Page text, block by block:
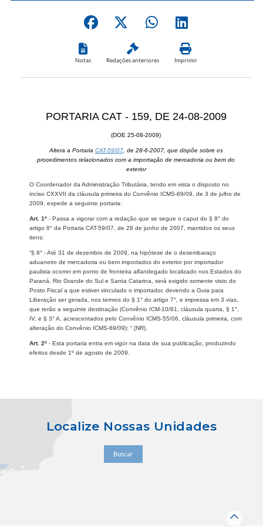
Notas Redações anteriores Imprimir
PORTARIA CAT - 159, DE 24-08-2009
(DOE 25-08-2009)
Altera a Portaria CAT-59/07, de 28-6-2007, que dispõe sobre os
procedimentos relacionados com a importação de mercadoria ou bem do
exterior
O Coordenador da Administração Tributária, tendo em vista o disposto no
inciso CXXVII da cláusula primeira do Convênio ICMS-69/09, de 3 de julho de
2009, expede a seguinte portaria:
Art. 1º - Passa a vigorar com a redação que se segue o caput do § 8° do
artigo 8° da Portaria CAT-59/07, de 28 de junho de 2007, mantidos os seus
itens:
“§ 8° - Até 31 de dezembro de 2009, na hipótese de o desembaraço
aduaneiro de mercadoria ou bem importados do exterior por importador
paulista ocorrer em ponto de fronteira alfandegado localizado nos Estados do
Paraná, Rio Grande do Sul e Santa Catarina, será exigido somente visto do
Posto Fiscal a que estiver vinculado o importador, devendo a Guia para
Liberação ser gerada, nos termos do § 1° do artigo 7°, e impressa em 3 vias,
que terão a seguinte destinação (Convênio ICM-10/81, cláusula quarta, § 1°,
IV, e § 3° A, acrescentados pelo Convênio ICMS-55/06, cláusula primeira, com
alteração do Convênio ICMS-69/09): “ (NR).
Art. 2º - Esta portaria entra em vigor na data de sua publicação, produzindo
efeitos desde 1º de agosto de 2009.
Localize Nossas Unidades
Buscar